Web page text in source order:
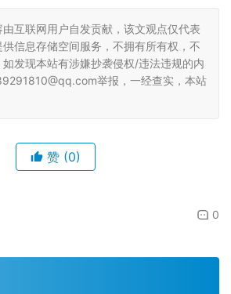
互联网用户自发贡献，该文观点仅代表
信息存储空间服务，不拥有所有权，不
发现本站有涉嫌抄袭侵权/违法违规的内
举报，一经查实，本站
赞 (0)
0